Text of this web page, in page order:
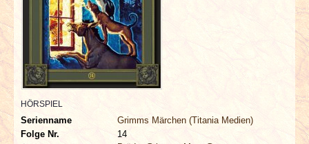
SPECIALS
REDAKTION
LINKS
ARCHIV
HÖRSPIEL
Serienname
Grimms Märchen (Titania Medien)
Folge Nr.
14